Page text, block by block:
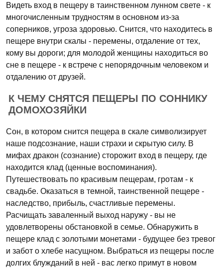
Видеть вход в пещеру в таинственном лунном свете - к
многочисленным трудностям в основном из-за
соперников, угроза здоровью. Снится, что находитесь в
пещере внутри скалы - перемены, отдаление от тех,
кому вы дороги; для молодой женщины находиться во
сне в пещере - к встрече с непорядочным человеком и
отдалению от друзей.
К ЧЕМУ СНЯТСЯ ПЕЩЕРЫ ПО СОННИКУ
ДОМОХОЗЯЙКИ
Сон, в котором снится пещера в скале символизирует
наше подсознание, наши страхи и скрытую силу. В
мифах дракон (сознание) сторожит вход в пещеру, где
находится клад (ценные воспоминания).
Путешествовать по красивым пещерам, гротам - к
свадьбе. Оказаться в темной, таинственной пещере -
наследство, прибыль, счастливые перемены.
Расчищать заваленный выход наружу - вы не
удовлетворены обстановкой в семье. Обнаружить в
пещере клад с золотыми монетами - будущее без тревог
и забот о хлебе насущном. Выбраться из пещеры после
долгих блужданий в ней - вас легко примут в новом